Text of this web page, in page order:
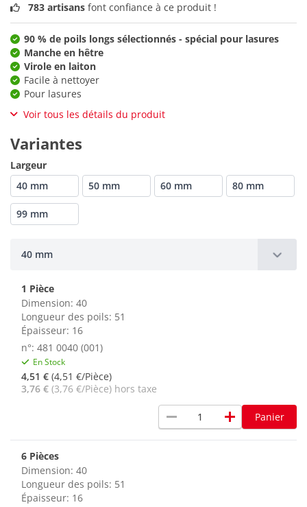
783 artisans font confiance à ce produit !
90 % de poils longs sélectionnés - spécial pour lasures
Manche en hêtre
Virole en laiton
Facile à nettoyer
Pour lasures
Voir tous les détails du produit
Variantes
Largeur
40 mm
50 mm 60 mm 80 mm
99 mm
40 mm
1 Pièce
Dimension: 40
Longueur des poils: 51
Épaisseur: 16
n°: 481 0040 (001)
En Stock
4,51 € (4,51 €/Pièce)
3,76 € (3,76 €/Pièce) hors taxe
remove add Panier
6 Pièces
Dimension: 40
Longueur des poils: 51
Épaisseur: 16